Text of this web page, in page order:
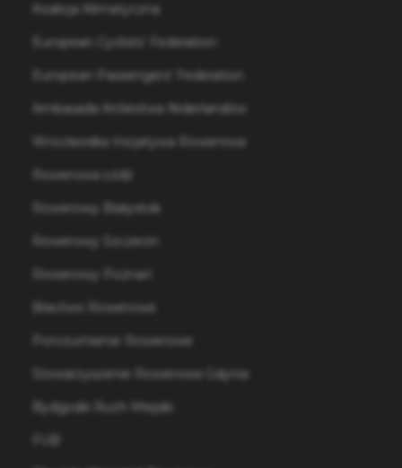
Koalicja Klimatyczna
European Cyclists’ Federation
European Passengers’ Federation
Ambasada Królestwa Niderlandów
Wrocławska Inicjatywa Rowerowa
Rowerowa Łódź
Rowerowy Białystok
Rowerowy Szczecin
Rowerowy Poznań
Bractwo Rowerowe
Porozumienie Rowerowe
Stowarzyszenie Rowerowa Gdynia
Bydgoski Ruch Miejski